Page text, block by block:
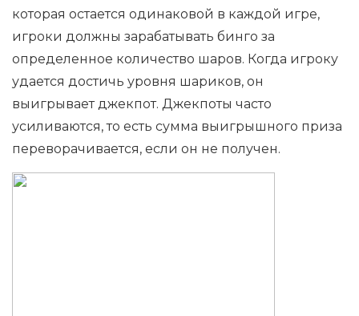
которая остается одинаковой в каждой игре,
игроки должны зарабатывать бинго за
определенное количество шаров. Когда игроку
удается достичь уровня шариков, он
выигрывает джекпот. Джекпоты часто
усиливаются, то есть сумма выигрышного приза
переворачивается, если он не получен.